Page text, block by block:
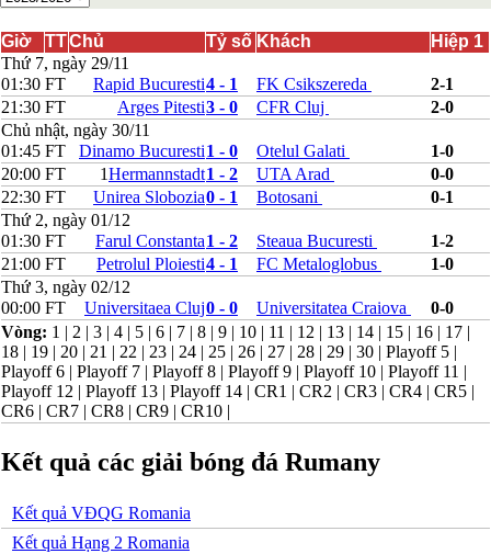
Bắc Macedonia
Bỉ
Croatia
Estonia
Georgia
Hungary
Hy Lạp
Iceland
Israel
Kazakhstan
Kosovo
Liechtenstein
Lithuania
Luxembourg
Malta
Moldova
Phần Lan
Rumany
Slovakia
Giờ TTChủ Tỷ số Khách
Hiệp 1
Thứ 7, ngày 29/11
01:30 FT Rapid Bucuresti4 - 1 FK Csikszereda
2-1
21:30 FT Arges Pitesti3 - 0 CFR Cluj
2-0
Chủ nhật, ngày 30/11
01:45 FT Dinamo Bucuresti1 - 0 Otelul Galati
1-0
20:00 FT Hermannstadt
1 1 - 2 UTA Arad
0-0
22:30 FT Unirea Slobozia0 - 1 Botosani
0-1
Thứ 2, ngày 01/12
01:30 FT Farul Constanta1 - 2 Steaua Bucuresti
1-2
21:00 FT Petrolul Ploiesti4 - 1 FC Metaloglobus
1-0
Thứ 3, ngày 02/12
00:00 FT Universitaea Cluj0 - 0 Universitatea Craiova
0-0
Vòng: 1 | 2 | 3 | 4 | 5 | 6 | 7 | 8 | 9 | 10 | 11 | 12 | 13 | 14 | 15 | 16 | 17 |
18 | 19 | 20 | 21 | 22 | 23 | 24 | 25 | 26 | 27 | 28 | 29 | 30 | Playoff 5 |
Playoff 6 | Playoff 7 | Playoff 8 | Playoff 9 | Playoff 10 | Playoff 11 |
Playoff 12 | Playoff 13 | Playoff 14 | CR1 | CR2 | CR3 | CR4 | CR5 |
CR6 | CR7 | CR8 | CR9 | CR10 |
Kết quả các giải bóng đá Rumany
Kết quả VĐQG Romania
Kết quả Hạng 2 Romania